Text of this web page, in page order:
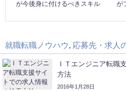
が今後身に付けるべきスキル
が
就職転職ノウハウ, 応募先・求人
ＩＴエンジニア転職
方法
2016年1月28日